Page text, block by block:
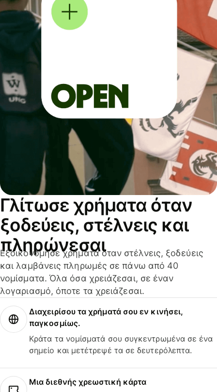
Γλίτωσε χρήματα όταν
ξοδεύεις, στέλνεις και
πληρώνεσαι
Εξοικονόμησε χρήματα όταν στέλνεις, ξοδεύεις
και λαμβάνεις πληρωμές σε πάνω από 40
νομίσματα. Όλα όσα χρειάζεσαι, σε έναν
λογαριασμό, όποτε τα χρειάζεσαι.
Διαχειρίσου τα χρήματά σου εν κινήσει,
παγκοσμίως.
Κράτα τα νομίσματά σου συγκεντρωμένα σε ένα
σημείο και μετέτρεψέ τα σε δευτερόλεπτα.
Μια διεθνής χρεωστική κάρτα